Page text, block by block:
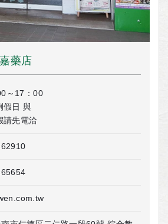
藥店
～17：00
假日 與
請先電洽